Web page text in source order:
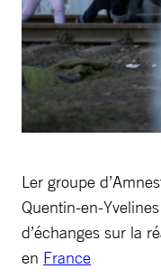
Ler groupe
Quentin-en-
d’échanges sur la
en France